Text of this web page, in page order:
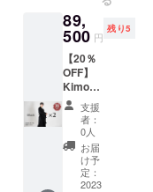
ンをお
選び下
さい==
・サイ
ズ：XS
/ S / M /
L ＝＝
＝＝＝
＝＝＝
＝＝＝
＝＝＝
＝＝＝
ン売り
切れた
後にリ
ターン
が追加
された
場合は
生地の
生産期
間が必
要な
為、お
届けが8
カ
ラー：
ブルー
グレイ
・7月〜
8月発送
予定 ・
1stロッ
ト生産
※生地の
在庫数
の関係
で、本
89,
500 円
残り5
【20％
OFF】
Kimono
Gown 2
着セッ
ト (ブ
ラック
＆ブ
ラック)
・1着あ
支援
者：
0人
お届
け予
定：
2023